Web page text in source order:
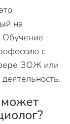
на
Обучение
с
ЗОЖ или